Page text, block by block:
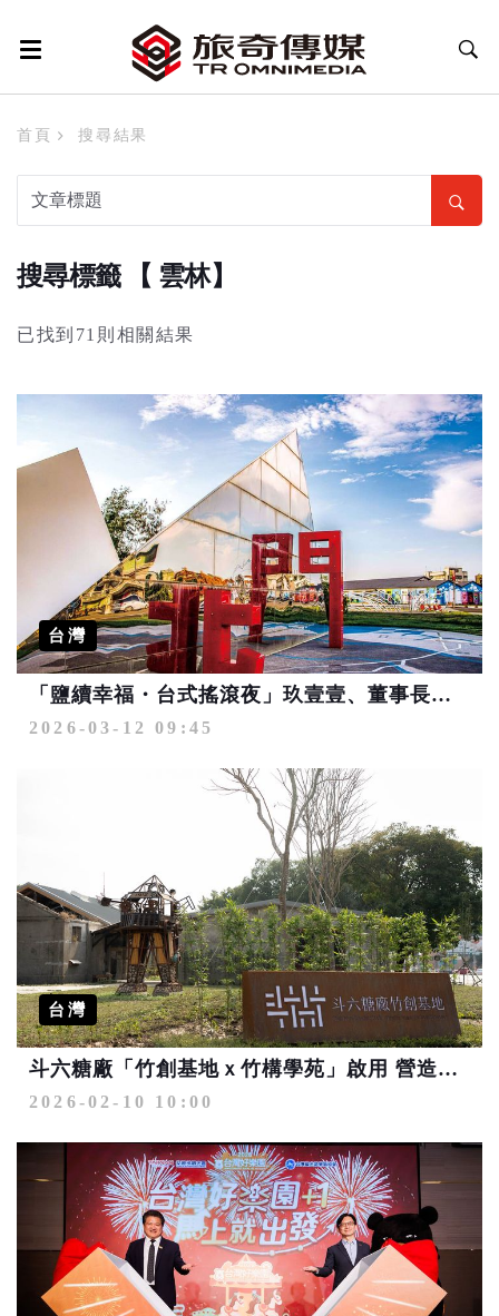
首頁 搜尋結果
搜尋標籤 【 雲林】
已找到71則相關結果
台灣
「鹽續幸福・台式搖滾夜」玖壹壹、董事長樂團重磅登場！嗨翻台南北門遊客中心
2026-03-12 09:45
台灣
斗六糖廠「竹創基地ｘ竹構學苑」啟用 營造糖廠文化與竹構藝術的城市公園
2026-02-10 10:00